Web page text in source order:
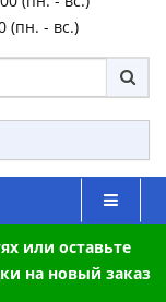
(пн. - вс.)
или оставьте
на новый заказ